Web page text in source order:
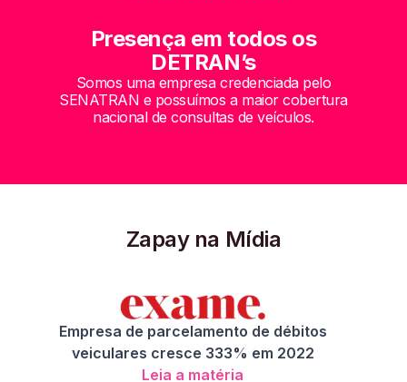
Presença em todos os
DETRAN’s
Somos uma empresa credenciada pelo
SENATRAN e possuímos a maior cobertura
nacional de consultas de veículos.
Zapay na Mídia
Empresa de parcelamento de débitos
veiculares cresce 333% em 2022
Leia a matéria